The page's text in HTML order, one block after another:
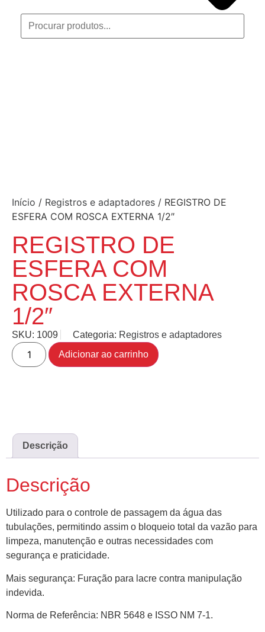
Início / Registros e adaptadores / REGISTRO DE
ESFERA COM ROSCA EXTERNA 1/2″
REGISTRO DE
ESFERA COM
ROSCA EXTERNA
1/2″
Adicionar ao carrinho
SKU: 1009 Categoria: Registros e adaptadores
Descrição
Descrição
Utilizado para o controle de passagem da água das
tubulações, permitindo assim o bloqueio total da vazão para
limpeza, manutenção e outras necessidades com
segurança e praticidade.
Mais segurança: Furação para lacre contra manipulação
indevida.
Norma de Referência: NBR 5648 e ISSO NM 7-1.